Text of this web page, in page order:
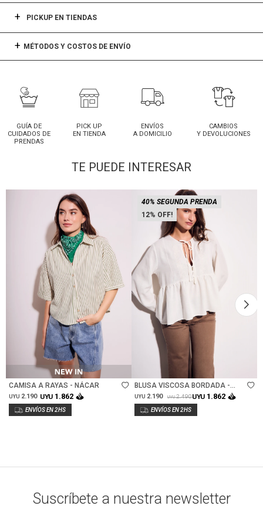
PICKUP EN TIENDAS
MÉTODOS Y COSTOS DE ENVÍO
GUÍA DE
CUIDADOS DE
PRENDAS
PICK UP
EN TIENDA
ENVÍOS
A DOMICILIO
CAMBIOS
Y DEVOLUCIONES
TE PUEDE INTERESAR
Talle
CAMISA A RAYAS - NÁCAR
UYU 2.190 UYU 1.862
12
40% SEGUNDA PRENDA
Talle
BLUSA VISCOSA BORDADA -
NACAR
UYU 2.190 UYU 2.490UYU 1.862
Suscríbete a nuestra newsletter